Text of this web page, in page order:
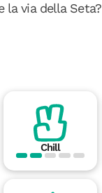
la via della Seta?
Chill